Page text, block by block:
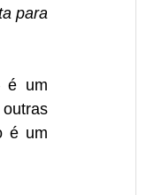
para
é um
é um